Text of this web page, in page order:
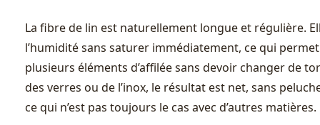
La fibre de lin est naturellement longue et régulière.
l’humidité sans saturer immédiatement, ce qui
plusieurs éléments d’affilée sans devoir changer de
des verres ou de l’inox, le résultat est net, sans
ce qui n’est pas toujours le cas avec d’autres matières.